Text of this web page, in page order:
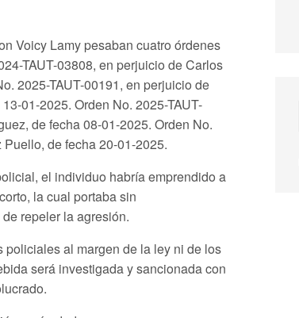
Voicy Lamy pesaban cuatro órdenes
TAUT-03808, en perjuicio de Carlos
2025-TAUT-00191, en perjuicio de
01-2025. Orden No. 2025-TAUT-
de fecha 08-01-2025. Orden No.
de fecha 20-01-2025.
el individuo habría emprendido a
la cual portaba sin
repeler la agresión.
al margen de la ley ni de los
será investigada y sancionada con